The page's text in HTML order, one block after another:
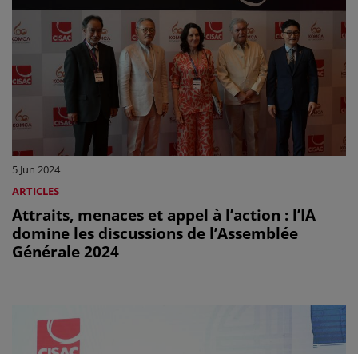
5 Jun 2024
ARTICLES
Attraits, menaces et appel à l’action : l’IA
domine les discussions de l’Assemblée
Générale 2024